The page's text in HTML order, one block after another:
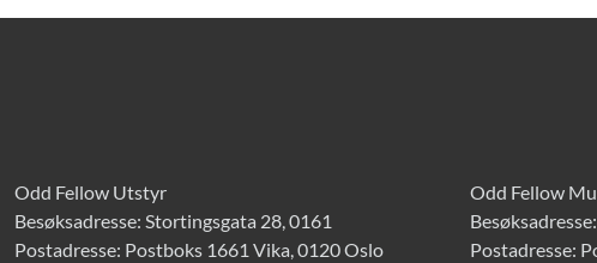
Odd Fellow Utstyr
Besøksadresse: Stortingsgata 28, 0161
Postadresse: Postboks 1661 Vika, 0120 Oslo
Odd Fellow
Postadresse: